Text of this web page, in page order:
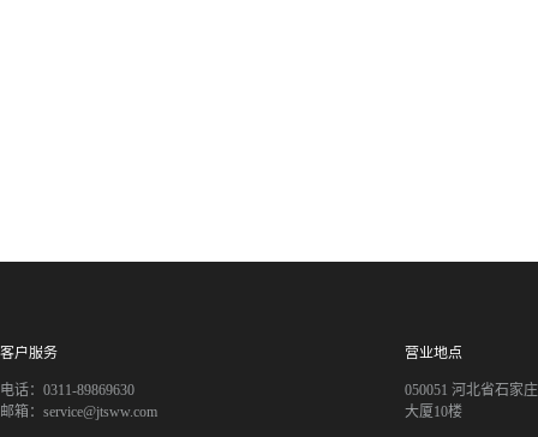
客户服务
电话：0311-89869630
邮箱：service@jtsww.com
营业地点
050051 河北省石家
大厦10楼